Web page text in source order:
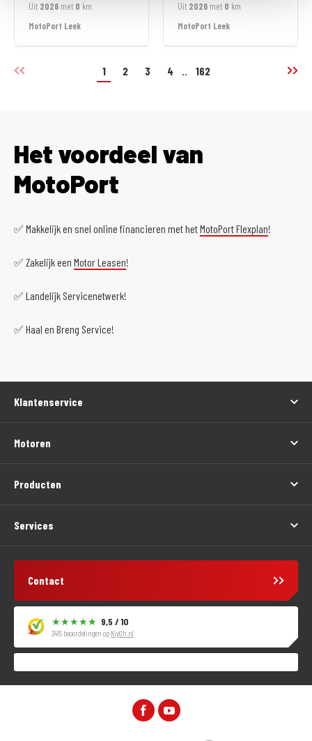
Uit 2026 met 0 km
MotoPort Leek
Uit 2026 met 0 km
MotoPort Leek
1 2 3 4 .. 162
Het voordeel van
MotoPort
✅ Makkelijk en snel online financieren met hetMotoPort Flexplan!
✅ Zakelijk een Motor Leasen!
✅ Landelijk Servicenetwerk!
✅ Haal en Breng Service!
Klantenservice
Motoren
Producten
Services
Contact
9,5 / 10
3415 beoordelingen op KiyOh.nl